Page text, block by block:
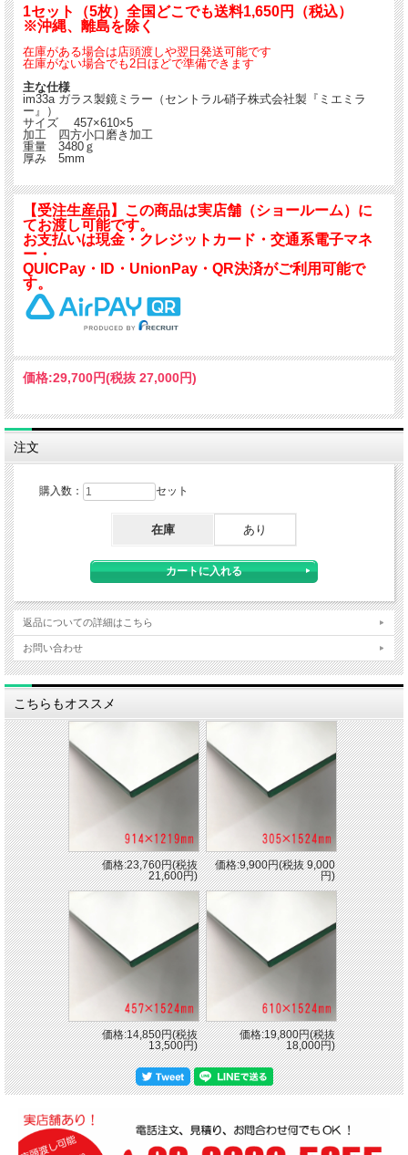
いミラーの価格です。ご利用ください。
大型サイズ以外は常時在庫しておりますので店頭引渡しも可能です。
店頭でのお買い求め希望のお客様は必ずご来店前に電話にて在庫を確
認して下さい。
1セット（5枚）全国どこでも送料1,650円（税込）
※沖縄、離島を除く
在庫がある場合は店頭渡しや翌日発送可能です
在庫がない場合でも2日ほどで準備できます
主な仕様
im33a ガラス製鏡ミラー（セントラル硝子株式会社製『ミエミラ
ー』）
サイズ 457×610×5
加工 四方小口磨き加工
重量 3480ｇ
厚み 5mm
【受注生産品】この商品は実店舗（ショールーム）に
てお渡し可能です。
お支払いは現金・クレジットカード・交通系電子マネ
ー・
QUICPay・ID・UnionPay・QR決済がご利用可能で
す。
価格:29,700円(税抜 27,000円)
注文
購入数： セット
在庫 あり
返品についての詳細はこちら
お問い合わせ
こちらもオススメ
価格:23,760円(税抜
21,600円)
価格:9,900円(税抜 9,000
円)
価格:14,850円(税抜
13,500円)
価格:19,800円(税抜
18,000円)